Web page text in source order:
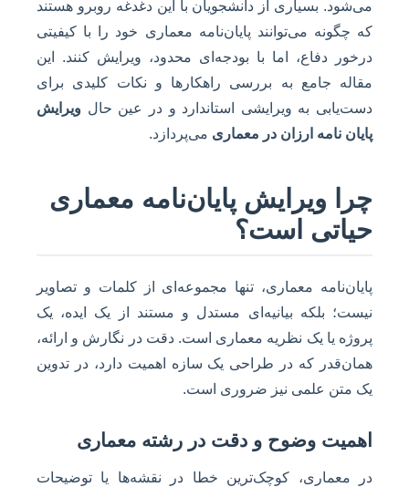
می‌شود. بسیاری از دانشجویان با این دغدغه روبرو هستند
که چگونه می‌توانند پایان‌نامه معماری خود را با کیفیتی
درخور دفاع، اما با بودجه‌ای محدود، ویرایش کنند. این
مقاله جامع به بررسی راهکارها و نکات کلیدی برای
دست‌یابی به ویرایشی استاندارد و در عین حال ویرایش
پایان نامه ارزان در معماری می‌پردازد.
چرا ویرایش پایان‌نامه معماری
حیاتی است؟
پایان‌نامه معماری، تنها مجموعه‌ای از کلمات و تصاویر
نیست؛ بلکه بیانیه‌ای مستدل و مستند از یک ایده، یک
پروژه یا یک نظریه معماری است. دقت در نگارش و ارائه،
همان‌قدر که در طراحی یک سازه اهمیت دارد، در تدوین
یک متن علمی نیز ضروری است.
اهمیت وضوح و دقت در رشته معماری
در معماری، کوچک‌ترین خطا در نقشه‌ها یا توضیحات